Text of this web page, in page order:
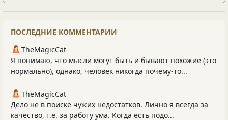
ПОСЛЕДНИЕ КОММЕНТАРИИ
TheMagicCat
Я понимаю, что мысли могут быть и бывают похожие (это
нормально), однако, человек никогда почему-то...
TheMagicCat
Дело не в поиске чужих недостатков. Лично я всегда за
качество, т.е. за работу ума. Когда есть подо...